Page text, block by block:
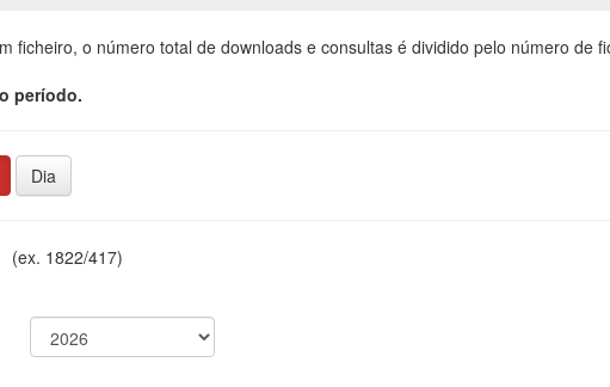
ficheiro, o número total de downloads e consultas é dividido pelo número de
período.
Dia
(ex. 1822/417)